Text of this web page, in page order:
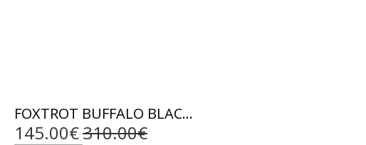
FOXTROT BUFFALO BLACK - ΑΥΘΕΝΤΙΚΟ ΑΝΤΡΙΚΟ ΜΑΥΡΟ ΔΕΡΜΑΤΙΝΟ ΜΠΟΥΦΑΝ
145.00€310.00€